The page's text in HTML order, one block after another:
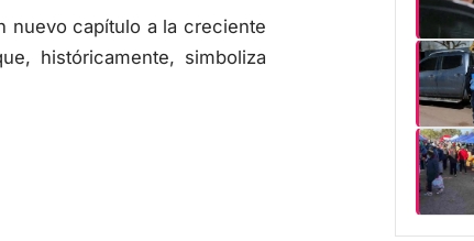
nuevo capítulo a la creciente
históricamente, simboliza